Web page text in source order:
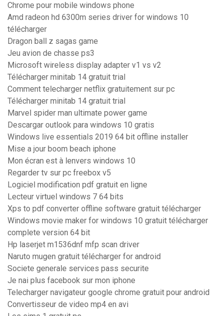
Chrome pour mobile windows phone
Amd radeon hd 6300m series driver for windows 10
télécharger
Dragon ball z sagas game
Jeu avion de chasse ps3
Microsoft wireless display adapter v1 vs v2
Télécharger minitab 14 gratuit trial
Comment telecharger netflix gratuitement sur pc
Télécharger minitab 14 gratuit trial
Marvel spider man ultimate power game
Descargar outlook para windows 10 gratis
Windows live essentials 2019 64 bit offline installer
Mise a jour boom beach iphone
Mon écran est à lenvers windows 10
Regarder tv sur pc freebox v5
Logiciel modification pdf gratuit en ligne
Lecteur virtuel windows 7 64 bits
Xps to pdf converter offline software gratuit télécharger
Windows movie maker for windows 10 gratuit télécharger
complete version 64 bit
Hp laserjet m1536dnf mfp scan driver
Naruto mugen gratuit télécharger for android
Societe generale services pass securite
Je nai plus facebook sur mon iphone
Telecharger navigateur google chrome gratuit pour android
Convertisseur de video mp4 en avi